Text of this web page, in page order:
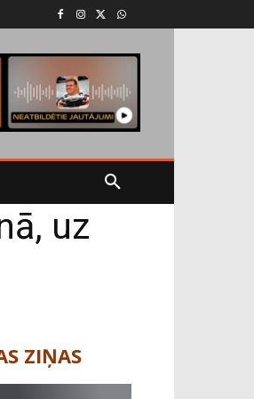
uz
ZIŅAS